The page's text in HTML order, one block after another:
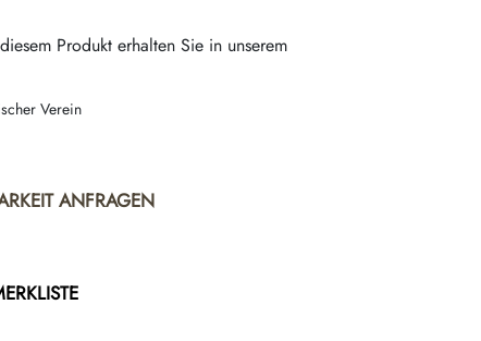
Produkt erhalten Sie in unserem
Verein
ANFRAGEN